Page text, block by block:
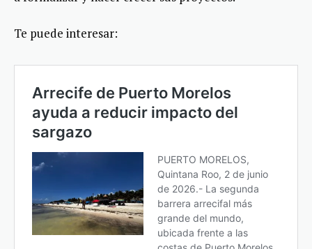
Te puede interesar: